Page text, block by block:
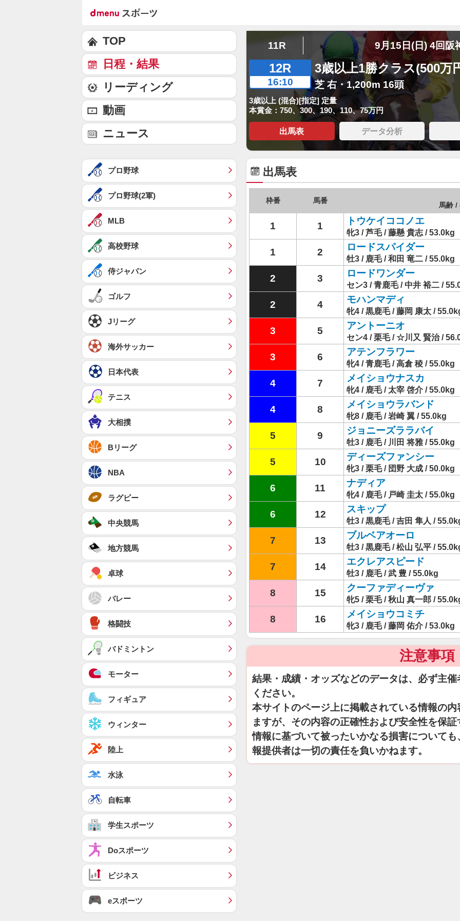
11R 9月15日(日) 4回阪
12R
16:10
3歳以上1勝クラス(500万
芝 右・1,200m 16頭
3歳以上 (混合)[指定] 定量
本賞金：750、300、190、110、75万円
出馬表 データ分析
出馬表
枠番 馬番
馬齢 /
1 1 トウケイココノエ
牝3 / 芦毛 / 藤懸 貴志 / 53.0kg
1 2 ロードスパイダー
牡3 / 鹿毛 / 和田 竜二 / 55.0kg
2 3 ロードワンダー
セン3 / 青鹿毛 / 中井 裕二 /
2 4 モハンマディ
牝4 / 黒鹿毛 / 藤岡 康太 /
3 5 アントーニオ
セン4 / 栗毛 / ☆川又 賢治 /
3 6 アテンフラワー
牝4 / 青鹿毛 / 高倉 稜 / 55.0kg
4 7 メイショウナスカ
牝4 / 鹿毛 / 太宰 啓介 / 55.0kg
4 8 メイショウラバンド
牝8 / 鹿毛 / 岩崎 翼 / 55.0kg
5 9 ジョニーズララバイ
牡3 / 鹿毛 / 川田 将雅 / 55.0kg
5 10 ディーズファンシー
牝3 / 栗毛 / 団野 大成 / 50.0kg
6 11 ナディア
牝4 / 鹿毛 / 戸崎 圭太 / 55.0kg
6 12 スキップ
牡3 / 黒鹿毛 / 吉田 隼人 /
7 13 ブルベアオーロ
牡3 / 黒鹿毛 / 松山 弘平 /
7 14 エクレアスピード
牡3 / 鹿毛 / 武 豊 / 55.0kg
8 15 クーファディーヴァ
牝5 / 栗毛 / 秋山 真一郎 /
8 16 メイショウコミチ
牝3 / 鹿毛 / 藤岡 佑介 / 53.0kg
注意事項
結果・成績・オッズなどのデータは、必ず主
ください。
本サイトのページ上に掲載されている情報の
ますが、その内容の正確性および安全性を保
情報に基づいて被ったいかなる損害について
報提供者は一切の責任を負いかねます。
TOP
日程・結果
リーディング
動画
ニュース
プロ野球
プロ野球(2軍)
MLB
高校野球
侍ジャパン
ゴルフ
Jリーグ
海外サッカー
日本代表
テニス
大相撲
Bリーグ
NBA
ラグビー
中央競馬
地方競馬
卓球
バレー
格闘技
バドミントン
モーター
フィギュア
ウィンター
陸上
水泳
自転車
学生スポーツ
Doスポーツ
ビジネス
eスポーツ